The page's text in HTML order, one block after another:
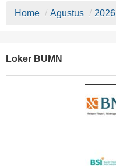
Home / Agustus / 2026
Loker BUMN